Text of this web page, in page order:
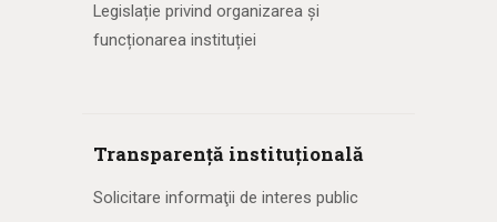
Legislație privind organizarea și
funcționarea instituției
Transparență instituțională
Solicitare informaţii de interes public